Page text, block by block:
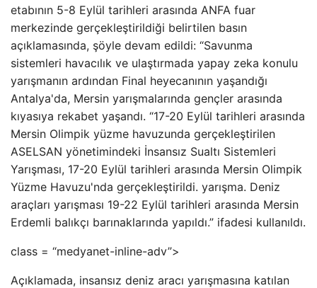
etabının 5-8 Eylül tarihleri ​​arasında ANFA fuar
merkezinde gerçekleştirildiği belirtilen basın
açıklamasında, şöyle devam edildi: “Savunma
sistemleri havacılık ve ulaştırmada yapay zeka konulu
yarışmanın ardından Final heyecanının yaşandığı
Antalya'da, Mersin yarışmalarında gençler arasında
kıyasıya rekabet yaşandı. “17-20 Eylül tarihleri ​​arasında
Mersin Olimpik yüzme havuzunda gerçekleştirilen
ASELSAN yönetimindeki İnsansız Sualtı Sistemleri
Yarışması, 17-20 Eylül tarihleri ​​arasında Mersin Olimpik
Yüzme Havuzu'nda gerçekleştirildi. yarışma. Deniz
araçları yarışması 19-22 Eylül tarihleri ​​arasında Mersin
Erdemli balıkçı barınaklarında yapıldı.” ifadesi kullanıldı.
class = “medyanet-inline-adv”>
Açıklamada, insansız deniz aracı yarışmasına katılan